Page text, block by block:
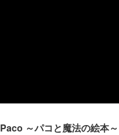
Paco ～パコと魔法の絵本～